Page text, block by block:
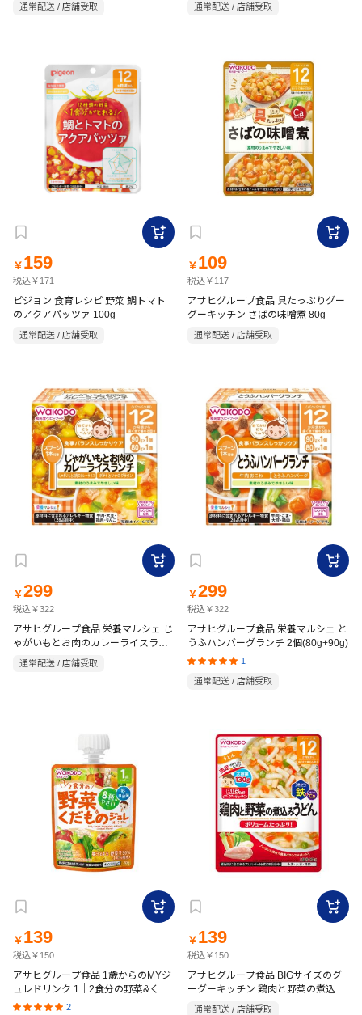
通常配送 / 店舗受取 通常配送 / 店舗受取
￥ 159
税込￥171
ピジョン 食育レシピ 野菜 鯛トマト
のアクアパッツァ 100g
通常配送 / 店舗受取
￥ 109
税込￥117
アサヒグループ食品 具たっぷりグー
グーキッチン さばの味噌煮 80g
通常配送 / 店舗受取
￥299
税込￥322
アサヒグループ食品 栄養マルシェ じ
ゃがいもとお肉のカレーライスラン
チ2包
通常配送 / 店舗受取
￥299
税込￥322
アサヒグループ食品 栄養マルシェ と
うふハンバーグランチ 2個(80g+90g)
1
通常配送 / 店舗受取
￥ 139
税込￥150
アサヒグループ食品 1歳からのMYジ
ュレドリンク 1｜2食分の野菜&くだ
もの オレンジ味 70g
2
￥ 139
税込￥150
アサヒグループ食品 BIGサイズのグ
ーグーキッチン 鶏肉と野菜の煮込み
うどん 130g
通常配送 / 店舗受取